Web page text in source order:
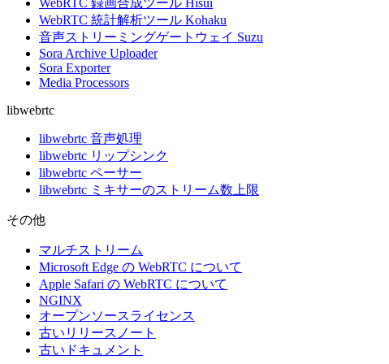
WebRTC 録画合成ツール Hisui
WebRTC 統計解析ツール Kohaku
音声ストリーミングゲートウェイ Suzu
Sora Archive Uploader
Sora Exporter
Media Processors
libwebrtc
libwebrtc 音声処理
libwebrtc リップシンク
libwebrtc ペーサー
libwebrtc ミキサーのストリーム数上限
その他
マルチストリーム
Microsoft Edge の WebRTC について
Apple Safari の WebRTC について
NGINX
オープンソースライセンス
古いリリースノート
古いドキュメント